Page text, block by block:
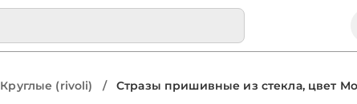
Круглые (rivoli) / Стразы пришивные из стекла, цвет